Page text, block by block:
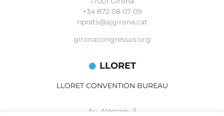
+34 872 08 07 09
nprats@ajgirona.cat
gironacongressos.org
LLORET
LLORET CONVENTION BUREAU
Av. Alegries, 3